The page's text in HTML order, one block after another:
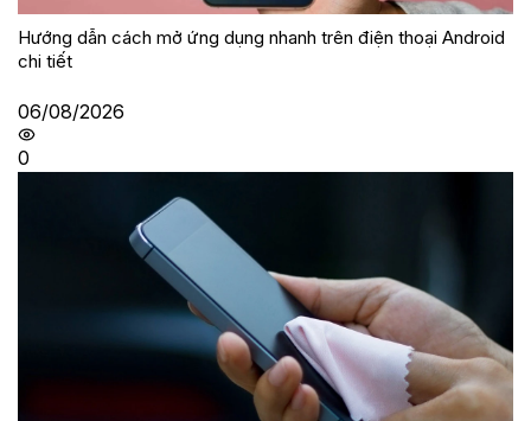
Hướng dẫn cách mở ứng dụng nhanh trên điện thoại Android
chi tiết
06/08/2026
0